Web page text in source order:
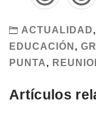
ACTUALIDAD,
EDUCACIÓN ,
PUNTA,
Artículos